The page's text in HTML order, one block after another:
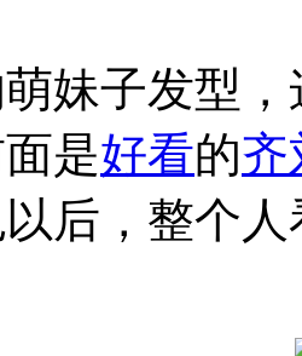
妹子发型
是好看的齐
后，整个